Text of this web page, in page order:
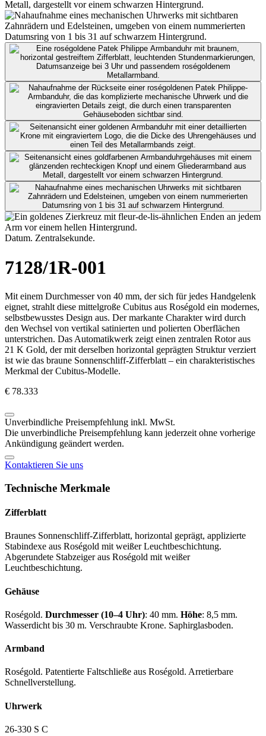
Datum. Zentralsekunde.
7128/1R-001
Mit einem Durchmesser von 40 mm, der sich für jedes Handgelenk
eignet, strahlt diese mittelgroße Cubitus aus Roségold ein modernes,
selbstbewusstes Design aus. Der markante Charakter wird durch
den Wechsel von vertikal satinierten und polierten Oberflächen
unterstrichen. Das Automatikwerk zeigt einen zentralen Rotor aus
21 K Gold, der mit derselben horizontal geprägten Struktur verziert
ist wie das braune Sonnenschliff-Zifferblatt – ein charakteristisches
Merkmal der Cubitus-Modelle.
€ 78.333
Unverbindliche Preisempfehlung inkl. MwSt.
Die unverbindliche Preisempfehlung kann jederzeit ohne vorherige
Ankündigung geändert werden.
Kontaktieren Sie uns
Technische Merkmale
Zifferblatt
Braunes Sonnenschliff-Zifferblatt, horizontal geprägt, applizierte
Stabindexe aus Roségold mit weißer Leuchtbeschichtung.
Abgerundete Stabzeiger aus Roségold mit weißer
Leuchtbeschichtung.
Gehäuse
Roségold. Durchmesser (10–4 Uhr): 40 mm. Höhe: 8,5 mm.
Wasserdicht bis 30 m. Verschraubte Krone. Saphirglasboden.
Armband
Roségold. Patentierte Faltschließe aus Roségold. Arretierbare
Schnellverstellung.
Uhrwerk
26-330 S C